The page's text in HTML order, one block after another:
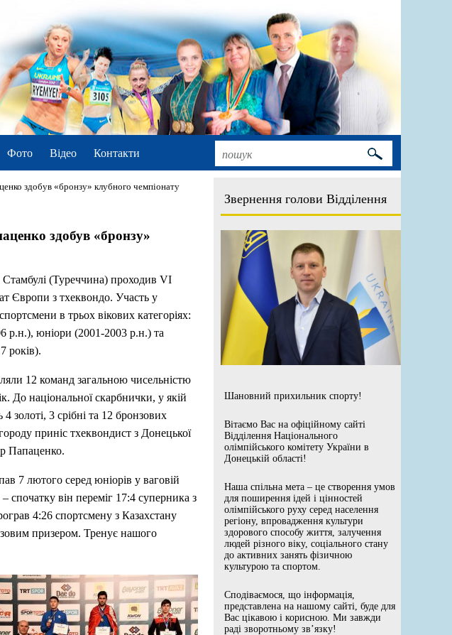
Фото Відео Контакти
Звернення голови Відділення
Шановний прихильник спорту!
Вітаємо Вас на офіційному сайті
Відділення Національного
олімпійського комітету України в
Донецькій області!
Наша спільна мета – це створення умов
для поширення ідей і цінностей
олімпійського руху серед населення
регіону, впровадження культури
здорового способу життя, залучення
людей різного віку, соціального стану
до активних занять фізичною
культурою та спортом.
Сподіваємося, що інформація,
представлена на нашому сайті, буде для
Вас цікавою і корисною. Ми завжди
раді зворотньому зв’язку!
здобув «бронзу» клубного чемпіонату
здобув «бронзу»
(Туреччина) проходив VI
Європи з тхеквондо. Участь у
в трьох вікових категоріях:
р.н.), юніори (2001-2003 р.н.) та
років).
12 команд загальною чисельністю
До національної скарбнички, у якій
золоті, 3 срібні та 12 бронзових
приніс тхеквондист з Донецької
Папаценко.
7 лютого серед юніорів у ваговій
– спочатку він переміг 17:4 суперника з
4:26 спортсмену з Казахстану
призером. Тренує нашого